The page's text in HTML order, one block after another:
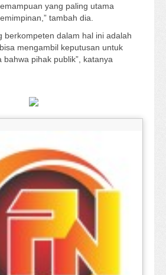
yang paling utama
tambah dia.
berkompeten dalam hal ini adalah
mengambil keputusan untuk
pihak publik”, katanya